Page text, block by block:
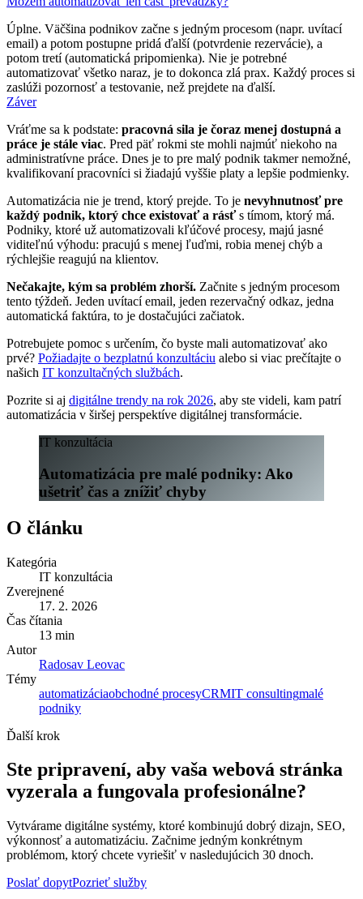
Úplne. Väčšina podnikov začne s jedným procesom (napr. uvítací
email) a potom postupne pridá ďalší (potvrdenie rezervácie), a
potom tretí (automatická pripomienka). Nie je potrebné
automatizovať všetko naraz, je to dokonca zlá prax. Každý proces si
zaslúži pozornosť a testovanie, než prejdete na ďalší.
Záver
Vráťme sa k podstate: pracovná sila je čoraz menej dostupná a
práce je stále viac. Pred päť rokmi ste mohli najmúť niekoho na
administratívne práce. Dnes je to pre malý podnik takmer nemožné,
kvalifikovaní pracovníci si žiadajú vyššie platy a lepšie podmienky.
Automatizácia nie je trend, ktorý prejde. To je nevyhnutnosť pre
každý podnik, ktorý chce existovať a rásťs tímom, ktorý má.
Podniky, ktoré už automatizovali kľúčové procesy, majú jasné
viditeľnú výhodu: pracujú s menej ľuďmi, robia menej chýb a
rýchlejšie reagujú na klientov.
Nečakajte, kým sa problém zhorší. Začnite s jedným procesom
tento týždeň. Jeden uvítací email, jeden rezervačný odkaz, jedna
automatická faktúra, to je dostačujúci začiatok.
Potrebujete pomoc s určením, čo byste mali automatizovať ako
prvé? Požiadajte o bezplatnú konzultáciu alebo si viac prečítajte o
našich IT konzultačných službách.
Pozrite si aj digitálne trendy na rok 2026, aby ste videli, kam patrí
automatizácia v širšej perspektíve digitálnej transformácie.
IT konzultácia
Automatizácia pre malé podniky: Ako
ušetriť čas a znížiť chyby
O článku
Kategória
IT konzultácia
Zverejnené
17. 2. 2026
Čas čítania
13 min
Autor
Radosav Leovac
Témy
automatizáciaobchodné procesyCRMIT consultingmalé
podniky
Ďalší krok
Ste pripravení, aby vaša webová stránka
vyzerala a fungovala profesionálne?
Vytvárame digitálne systémy, ktoré kombinujú dobrý dizajn, SEO,
výkonnosť a automatizáciu. Začnime jedným konkrétnym
problémom, ktorý chcete vyriešiť v nasledujúcich 30 dnoch.
Poslať dopytPozrieť služby